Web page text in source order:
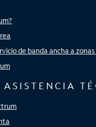
de banda ancha a
ASISTENCIA